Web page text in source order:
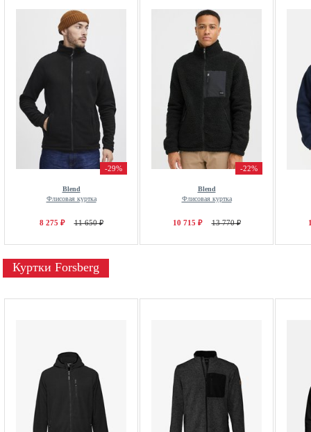
-29%
Blend
Флисовая куртка
8 275 ₽ 11 650 ₽
-22%
Blend
Флисовая куртка
10 715 ₽ 13 770 ₽
Куртки Forsberg